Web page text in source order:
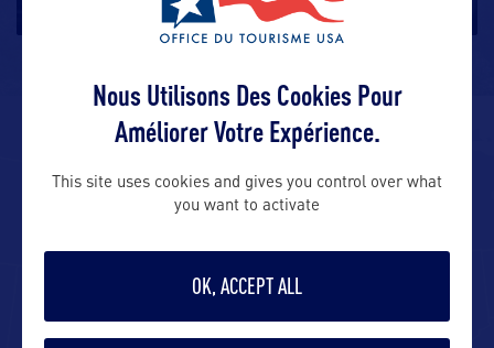
ALLEZ PLUS LOIN
Nous Utilisons Des Cookies Pour
Améliorer Votre Expérience.
This site uses cookies and gives you control over what
you want to activate
OK, ACCEPT ALL